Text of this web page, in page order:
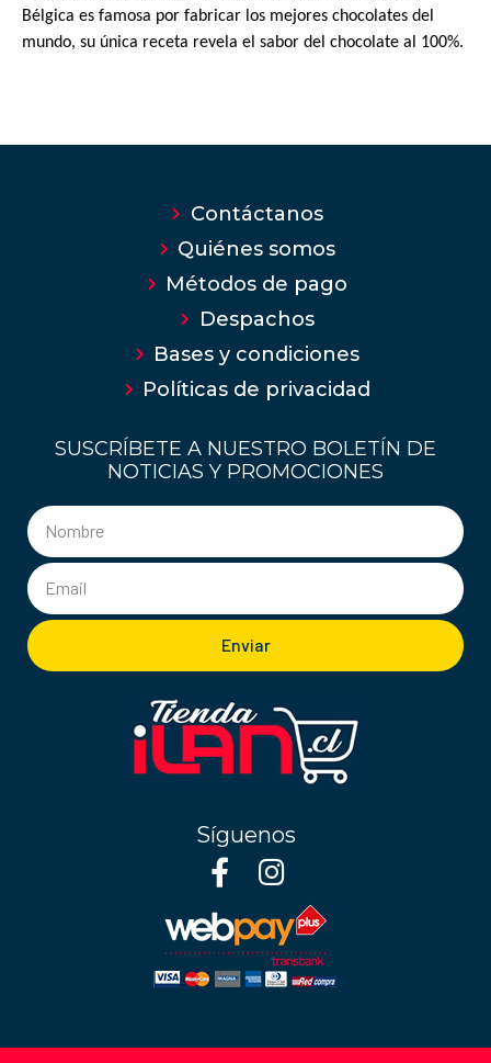
Bélgica es famosa por fabricar los mejores chocolates del
mundo, su única receta revela el sabor del chocolate al 100%.
Contáctanos
Quiénes somos
Métodos de pago
Despachos
Bases y condiciones
Políticas de privacidad
SUSCRÍBETE A NUESTRO BOLETÍN DE
NOTICIAS Y PROMOCIONES
Enviar
Síguenos